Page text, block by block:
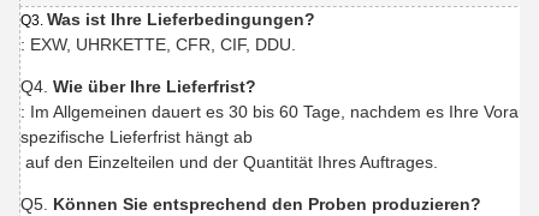
Q3. Was ist Ihre Lieferbedingungen?
: EXW, UHRKETTE, CFR, CIF, DDU.
Q4. Wie über Ihre Lieferfrist?
: Im Allgemeinen dauert es 30 bis 60 Tage, nachdem es Ihre
spezifische Lieferfrist hängt ab
auf den Einzelteilen und der Quantität Ihres Auftrages.
Q5. Können Sie entsprechend den Proben produzieren?